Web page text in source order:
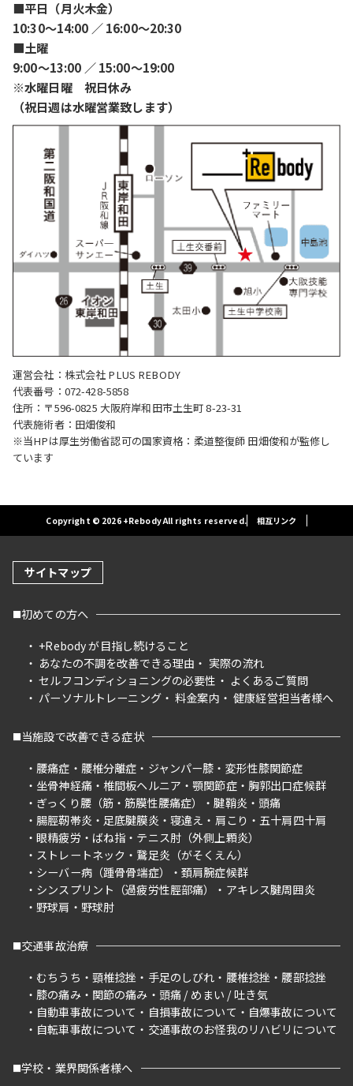
■平日（月火木金）
10:30〜14:00 ／ 16:00〜20:30
■土曜
9:00〜13:00 ／ 15:00〜19:00
※水曜日曜 祝日休み
（祝日週は水曜営業致します）
運営会社：株式会社 PLUS REBODY
代表番号：072-428-5858
住所：〒596-0825 大阪府岸和田市土生町 8-23-31
代表施術者：田畑俊和
※当HPは厚生労働省認可の国家資格：柔道整復師 田畑俊和が監修し
ています
Copyright © 2026 +Rebody All rights reserved. 相互リンク
サイトマップ
初めての方へ
+Rebody が目指し続けること
あなたの不調を改善できる理由
実際の流れ
セルフコンディショニングの必要性
よくあるご質問
パーソナルトレーニング
料金案内 健康経営担当者様へ
当施設で改善できる症状
腰痛症
腰椎分離症 ジャンパー膝
変形性膝関節症
坐骨神経痛
椎間板ヘルニア 顎関節症
胸郭出口症候群
ぎっくり腰（筋・筋膜性腰痛症）
腱鞘炎
頭痛
腸脛靭帯炎
足底腱膜炎 寝違え 肩こり
五十肩四十肩
眼精疲労
ばね指
テニス肘（外側上顆炎）
ストレートネック
鵞足炎（がそくえん）
シーバー病（踵骨骨端症）
頚肩腕症候群
シンスプリント（過疲労性脛部痛）
アキレス腱周囲炎
野球肩
野球肘
交通事故治療
むちうち
頸椎捻挫 手足のしびれ 腰椎捻挫
腰部捻挫
膝の痛み
関節の痛み
頭痛 / めまい / 吐き気
自動車事故について
自損事故について
自爆事故について
自転車事故について
交通事故のお怪我のリハビリについて
学校・業界関係者様へ